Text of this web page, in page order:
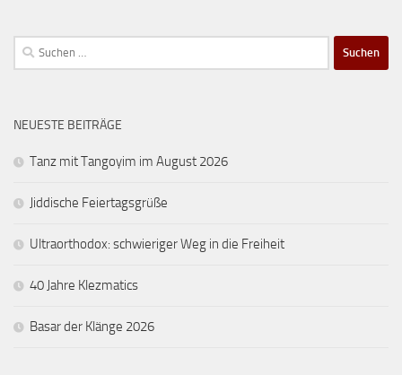
Suchen
nach:
NEUESTE BEITRÄGE
Tanz mit Tangoyim im August 2026
Jiddische Feiertagsgrüße
Ultraorthodox: schwieriger Weg in die Freiheit
40 Jahre Klezmatics
Basar der Klänge 2026